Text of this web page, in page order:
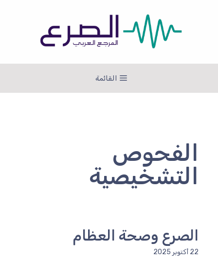
القائمة
الفحوص
التشخيصية
الصرع وصحة العظام
22 أكتوبر 2025